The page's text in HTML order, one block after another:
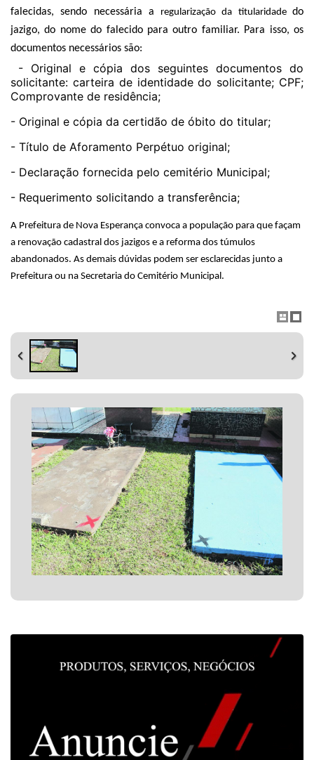
falecidas, sendo necessária a regularização da titularidadedo
jazigo, do nome do falecido para outro familiar. Para isso, os
documentos necessários são:
- Original e cópia dos seguintes documentos do
solicitante: carteira de identidade do solicitante; CPF;
Comprovante de residência;
- Original e cópia da certidão de óbito do titular;
- Título de Aforamento Perpétuo original;
- Declaração fornecida pelo cemitério Municipal;
- Requerimento solicitando a transferência;
A Prefeitura de Nova Esperança convoca a população para que façam
a renovação cadastral dos jazigos e a reforma dos túmulos
abandonados. As demais dúvidas podem ser esclarecidas junto a
Prefeitura ou na Secretaria do Cemitério Municipal.